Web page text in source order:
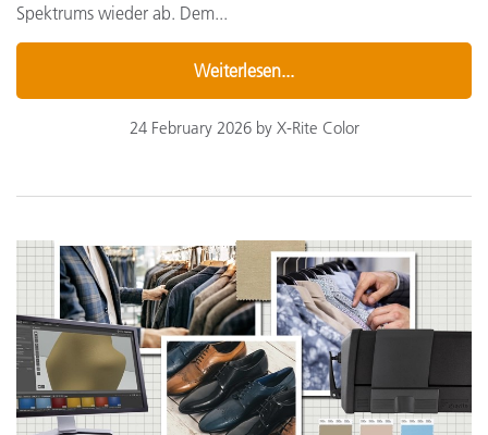
Spektrums wieder ab. Dem...
Weiterlesen...
24 February 2026 by X-Rite Color